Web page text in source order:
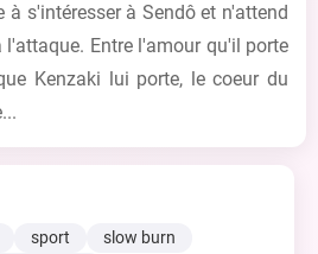
à s'intéresser à Sendô et n'attend
l'attaque. Entre l'amour qu'il porte
Kenzaki lui porte, le coeur du
sport
slow burn